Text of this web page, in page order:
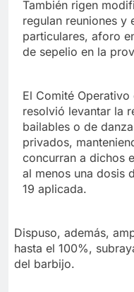
También rigen
regulan reuniones y
particulares, aforo
de sepelio en la
El Comité Operativo
resolvió levantar la
bailables o de
privados,
concurran a dichos
al menos una dosis
19 aplicada.
Dispuso, además,
hasta el 100%,
del barbijo.